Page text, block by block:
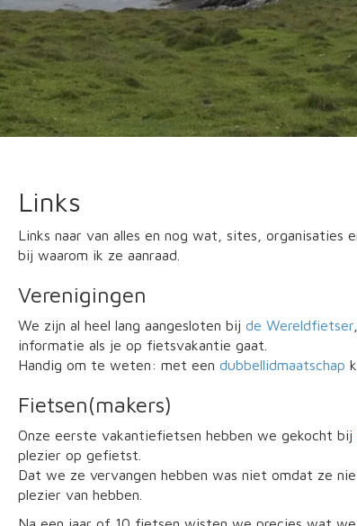
Links
Links naar van alles en nog wat, sites,
bij waarom ik ze aanraad.
Verenigingen
We zijn al heel lang aangesloten bij de Wereldfietser
informatie als je op fietsvakantie gaat.
Handig om te weten: met een dubbellidmaatschap
Fietsen(makers)
Onze eerste vakantiefietsen hebben we gekocht bij
plezier op gefietst.
Dat we ze vervangen hebben was niet omdat ze
plezier van hebben.